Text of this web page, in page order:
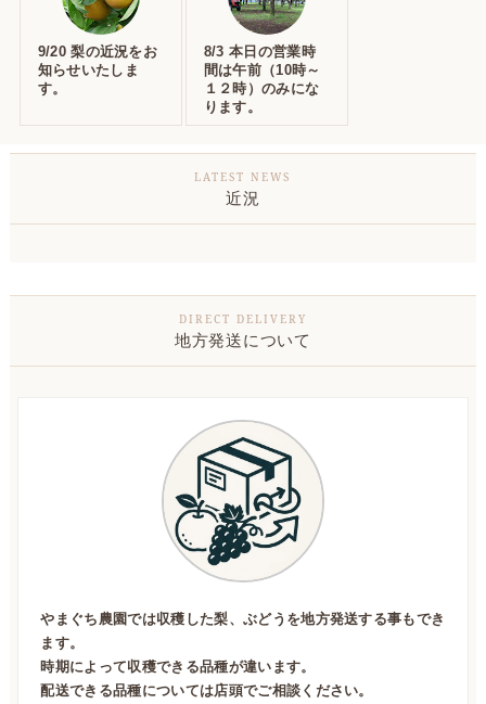
9/20 梨の近況をお
知らせいたしま
す。
8/3 本日の営業時
間は午前（10時～
１２時）のみにな
ります。
近況
地方発送について
やまぐち農園では収穫した梨、ぶどうを地方発送する事もでき
ます。
時期によって収穫できる品種が違います。
配送できる品種については店頭でご相談ください。